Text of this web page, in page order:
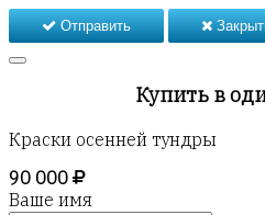
Отправить
Купить в
Краски осенней тундры
90 000
Ваше имя